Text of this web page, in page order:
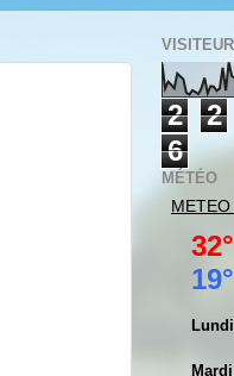
2 2
6
MÉTÉO
METEO